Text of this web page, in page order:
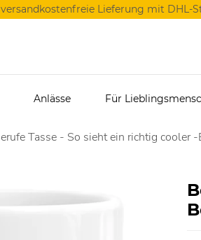
Lieferung mit DHL-
Anlässe Für
Tasse - So sieht ein richtig cooler